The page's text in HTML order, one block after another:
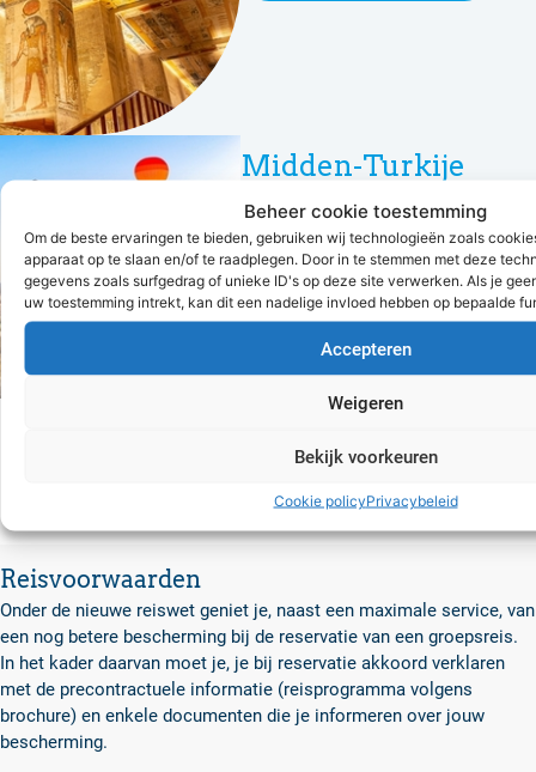
Beheer cookie toestemming
Om de beste ervaringen te bieden, gebruiken wij technologieën zoals
apparaat op te slaan en/of te raadplegen. Door in te stemmen met deze
gegevens zoals surfgedrag of unieke ID's op deze site verwerken. Als je
uw toestemming intrekt, kan dit een nadelige invloed hebben op bepaalde
Accepteren
Weigeren
Bekijk voorkeuren
Cookie policyPrivacybeleid
Midden-Turkije
Niet meer beschikbaar
Reisvoorwaarden
Onder de nieuwe reiswet geniet je, naast een maximale service, van
een nog betere bescherming bij de reservatie van een groepsreis.
In het kader daarvan moet je, je bij reservatie akkoord verklaren
met de precontractuele informatie (reisprogramma volgens
brochure) en enkele documenten die je informeren over jouw
bescherming.